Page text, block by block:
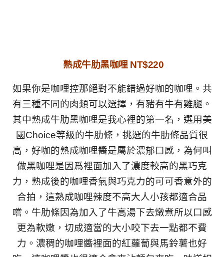
熟成牛肋黑咖哩 NT$220
如果你是咖哩控那絕對不能錯過好咖的咖哩。共
有三種不同的肉類可以選擇，有豬有牛有雞腿。
其中熟成牛肋黑咖哩是我心裡的第一名，選用美
國Choice等級的牛肋條，挑選的牛肋條品質很
高，好咖的熟成咖哩醬是屬於濃郁口感，為何叫
做黑咖哩是因爲裡面加入了濃度較高的黑巧克
力，熟成後的咖哩香氣與巧克力的可可香意外的
合拍，這熟成咖哩辣度不高大人小孩都適合品
嚐。牛肋條因為加入了牛高湯下去燉煮所以口感
更為軟嫩，切成適當的大小咬下去一點都不費
力。濃稠的咖哩醬裡面的紅蘿蔔與馬鈴薯也好